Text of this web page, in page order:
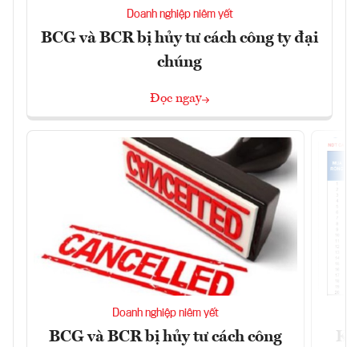
Doanh nghiệp niêm yết
BCG và BCR bị hủy tư cách công ty đại
chúng
Đọc ngay
Doanh nghiệp niêm yết
BCG và BCR bị hủy tư cách công